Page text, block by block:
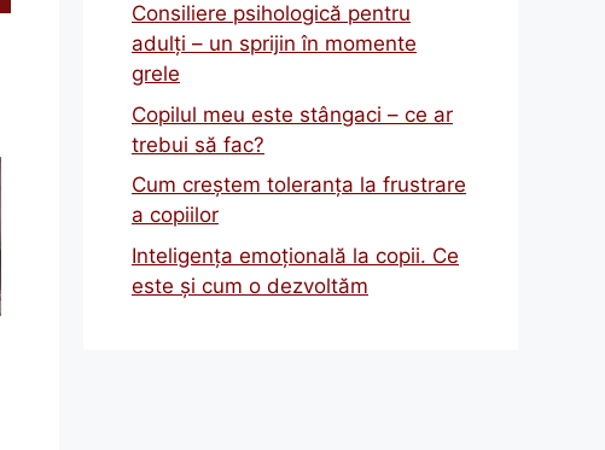
Consiliere psihologică pentru
adulți – un sprijin în momente
grele
Copilul meu este stângaci – ce ar
trebui să fac?
Cum creștem toleranța la frustrare
a copiilor
Inteligența emoțională la copii. Ce
este și cum o dezvoltăm